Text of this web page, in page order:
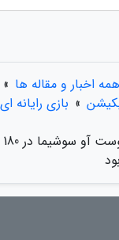
همه اخبار و مقاله ها »
» بازی رایانه